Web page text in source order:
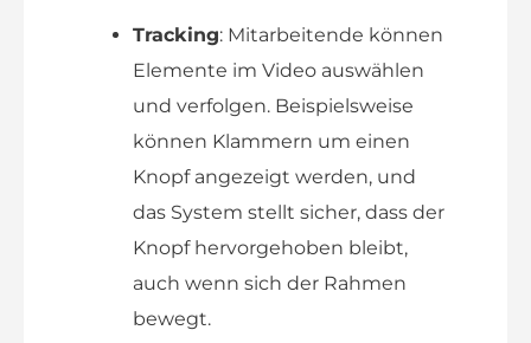
Tracking: Mitarbeitende können
Elemente im Video auswählen
und verfolgen. Beispielsweise
können Klammern um einen
Knopf angezeigt werden, und
das System stellt sicher, dass der
Knopf hervorgehoben bleibt,
auch wenn sich der Rahmen
bewegt.